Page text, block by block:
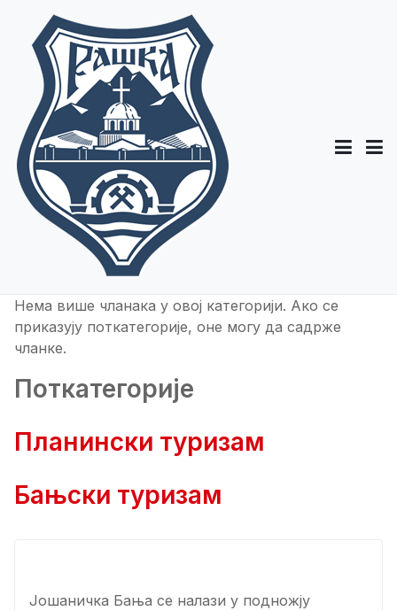
Нема више чланака у овој категорији. Ако се
приказују поткатегорије, оне могу да садрже
чланке.
Поткатегорије
Планински туризам
Бањски туризам
Јошаничка Бања се налази у подножју